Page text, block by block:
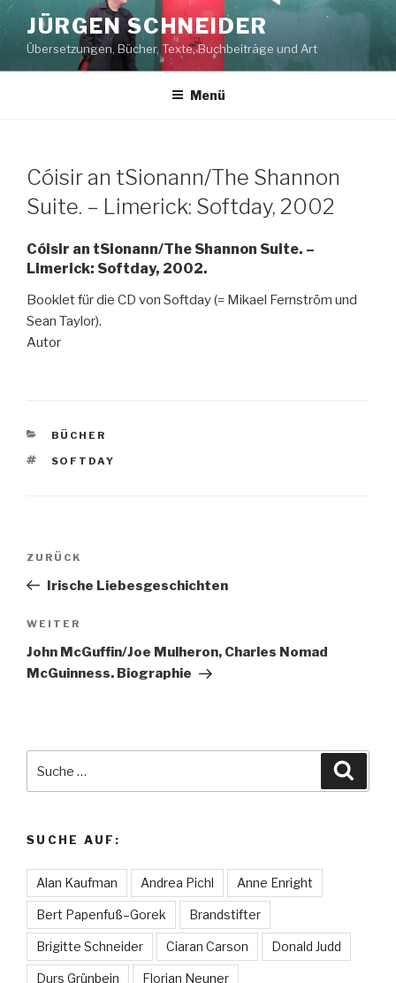
Zum
Inhalt
springen
JÜRGEN SCHNEIDER
Übersetzungen, Bücher, Texte, Buchbeiträge und Art
Menü
Cóisir an tSionann/The Shannon
Suite. – Limerick: Softday, 2002
Cóisir an tSionann/The Shannon Suite. –
Limerick: Softday, 2002.
Booklet für die CD von Softday (= Mikael Fernström und
Sean Taylor).
Autor
KATEGORIEN
BÜCHER
SCHLAGWÖRTER
SOFTDAY
Beitragsnavigation
Vorheriger
Beitrag
ZURÜCK
Irische Liebesgeschichten
Nächster
Beitrag
WEITER
John McGuffin/Joe Mulheron, Charles Nomad
McGuinness. Biographie
SUCHE AUF:
Alan Kaufman Andrea Pichl Anne Enright
Bert Papenfuß–Gorek Brandstifter
Brigitte Schneider Ciaran Carson Donald Judd
Durs Grünbein Florian Neuner